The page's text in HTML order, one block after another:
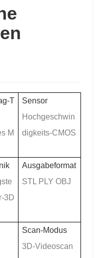
T
M
Sensor
Hochgeschwin
digkeits-CMOS
3D
Ausgabeformat
STL PLY OBJ
Scan-Modus
3D-Videoscan